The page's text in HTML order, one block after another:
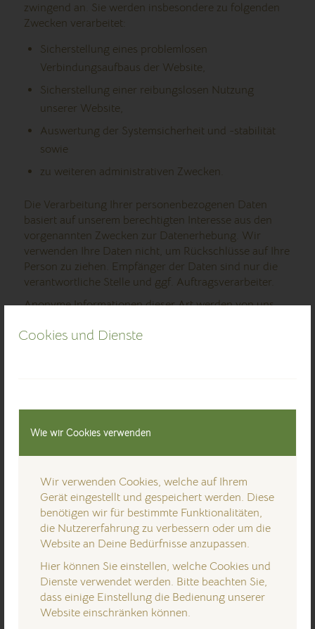
Cookies und Dienste
Wie wir Cookies verwenden
Wir verwenden Cookies, welche auf Ihrem
Gerät eingestellt und gespeichert werden. Diese
benötigen wir für bestimmte Funktionalitäten,
die Nutzererfahrung zu verbessern oder um die
Website an Deine Bedürfnisse anzupassen.
Hier können Sie einstellen, welche Cookies und
Dienste verwendet werden. Bitte beachten Sie,
dass einige Einstellung die Bedienung unserer
Website einschränken können.
zwingend an. Sie werden insbesondere zu folgenden
Zwecken verarbeitet:
Sicherstellung eines problemlosen
Verbindungsaufbaus der Website,
Sicherstellung einer reibungslosen Nutzung
unserer Website,
Auswertung der Systemsicherheit und -stabilität
sowie
zu weiteren administrativen Zwecken.
Die Verarbeitung Ihrer personenbezogenen Daten
basiert auf unserem berechtigten Interesse aus den
vorgenannten Zwecken zur Datenerhebung. Wir
verwenden Ihre Daten nicht, um Rückschlüsse auf Ihre
Person zu ziehen. Empfänger der Daten sind nur die
verantwortliche Stelle und ggf. Auftragsverarbeiter.
Anonyme Informationen dieser Art werden von uns
Internetauftritt und die dahinterstehende Technik zu
Wie viele andere Webseiten verwenden wir auch so
genannte „Cookies“. Cookies sind kleine Textdateien,
übertragen werden. Hierdurch erhalten wir
automatisch bestimmte Daten wie z. B. IP-Adresse,
verwendeter Browser, Betriebssystem und Ihre
Verbindung zum Internet.
Cookies können nicht verwendet werden, um
Programme zu starten oder Viren auf einen Computer
zu übertragen. Anhand der in Cookies enthaltenen
Informationen können wir Ihnen die Navigation
erleichtern und die korrekte Anzeige unserer
Webseiten ermöglichen.